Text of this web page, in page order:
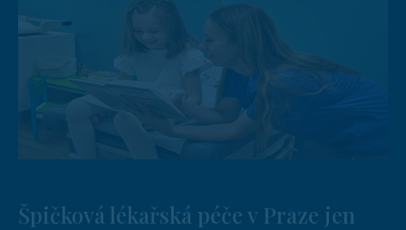
Špičková lékařská péče v Praze jen